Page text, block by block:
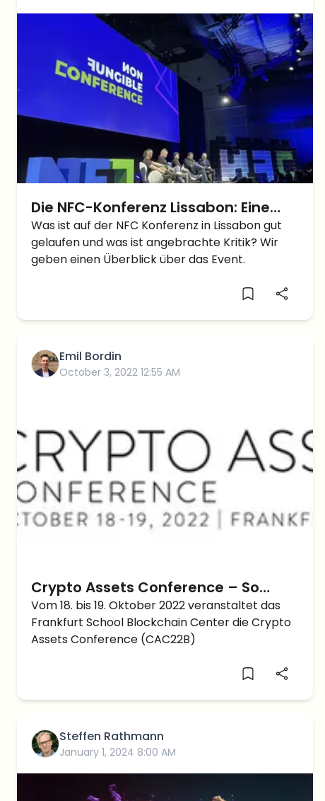
Die NFC-Konferenz Lissabon: Eine
Zusammenfassung und
Erkenntnisse zu Sicherheit und
Kommunikation
Was ist auf der NFC Konferenz in Lissabon gut
gelaufen und was ist angebrachte Kritik? Wir
geben einen Überblick über das Event.
Emil Bordin
October 3, 2022 12:55 AM
Crypto Assets Conference – So
können Sie kostenlos teilnehmen
Vom 18. bis 19. Oktober 2022 veranstaltet das
Frankfurt School Blockchain Center die Crypto
Assets Conference (CAC22B)
Steffen Rathmann
January 1, 2024 8:00 AM